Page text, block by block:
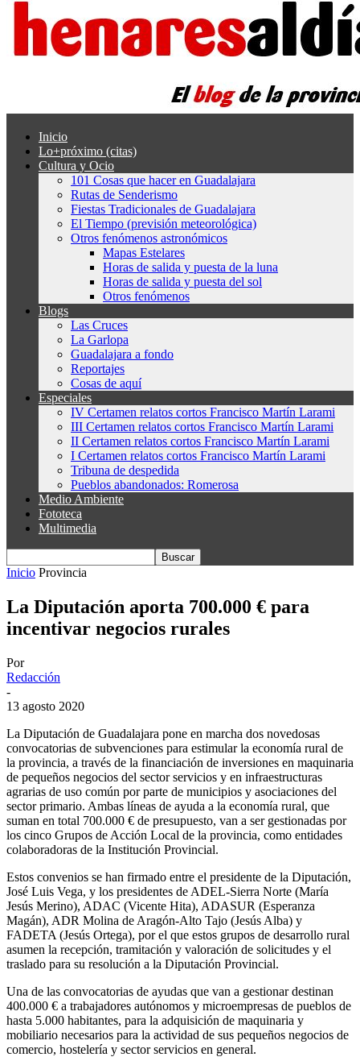
Inicio
Lo+próximo (citas)
Cultura y Ocio
101 Cosas que hacer en Guadalajara
Rutas de Senderismo
Fiestas Tradicionales de Guadalajara
El Tiempo (previsión meteorológica)
Otros fenómenos astronómicos
Mapas Estelares
Horas de salida y puesta de la luna
Horas de salida y puesta del sol
Otros fenómenos
Blogs
Las Cruces
La Garlopa
Guadalajara a fondo
Reportajes
Cosas de aquí
Especiales
IV Certamen relatos cortos Francisco Martín Larami
III Certamen relatos cortos Francisco Martín Larami
II Certamen relatos cortos Francisco Martín Larami
I Certamen relatos cortos Francisco Martín Larami
Tribuna de despedida
Pueblos abandonados: Romerosa
Medio Ambiente
Fototeca
Multimedia
Inicio Provincia
La Diputación aporta 700.000 € para
incentivar negocios rurales
Por
Redacción
-
13 agosto 2020
La Diputación de Guadalajara pone en marcha dos novedosas
convocatorias de subvenciones para estimular la economía rural de
la provincia, a través de la financiación de inversiones en maquinaria
de pequeños negocios del sector servicios y en infraestructuras
agrarias de uso común por parte de municipios y asociaciones del
sector primario. Ambas líneas de ayuda a la economía rural, que
suman en total 700.000 € de presupuesto, van a ser gestionadas por
los cinco Grupos de Acción Local de la provincia, como entidades
colaboradoras de la Institución Provincial.
Estos convenios se han firmado entre el presidente de la Diputación,
José Luis Vega, y los presidentes de ADEL-Sierra Norte (María
Jesús Merino), ADAC (Vicente Hita), ADASUR (Esperanza
Magán), ADR Molina de Aragón-Alto Tajo (Jesús Alba) y
FADETA (Jesús Ortega), por el que estos grupos de desarrollo rural
asumen la recepción, tramitación y valoración de solicitudes y el
traslado para su resolución a la Diputación Provincial.
Una de las convocatorias de ayudas que van a gestionar destinan
400.000 € a trabajadores autónomos y microempresas de pueblos de
hasta 5.000 habitantes, para la adquisición de maquinaria y
mobiliario necesarios para la actividad de sus pequeños negocios de
comercio, hostelería y sector servicios en general.